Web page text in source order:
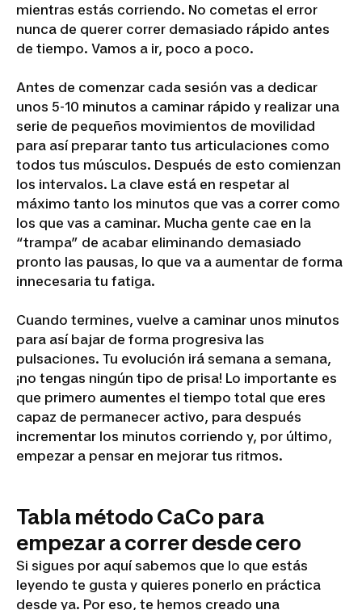
mientras estás corriendo. No cometas el error
nunca de querer correr demasiado rápido antes
de tiempo. Vamos a ir, poco a poco.
Antes de comenzar cada sesión vas a dedicar
unos 5-10 minutos a caminar rápido y realizar una
serie de pequeños movimientos de movilidad
para así preparar tanto tus articulaciones como
todos tus músculos. Después de esto comienzan
los intervalos. La clave está en respetar al
máximo tanto los minutos que vas a correr como
los que vas a caminar. Mucha gente cae en la
“trampa” de acabar eliminando demasiado
pronto las pausas, lo que va a aumentar de forma
innecesaria tu fatiga.
Cuando termines, vuelve a caminar unos minutos
para así bajar de forma progresiva las
pulsaciones. Tu evolución irá semana a semana,
¡no tengas ningún tipo de prisa! Lo importante es
que primero aumentes el tiempo total que eres
capaz de permanecer activo, para después
incrementar los minutos corriendo y, por último,
empezar a pensar en mejorar tus ritmos.
Tabla método CaCo para
empezar a correr desde cero
Si sigues por aquí sabemos que lo que estás
leyendo te gusta y quieres ponerlo en práctica
desde ya. Por eso, te hemos creado una